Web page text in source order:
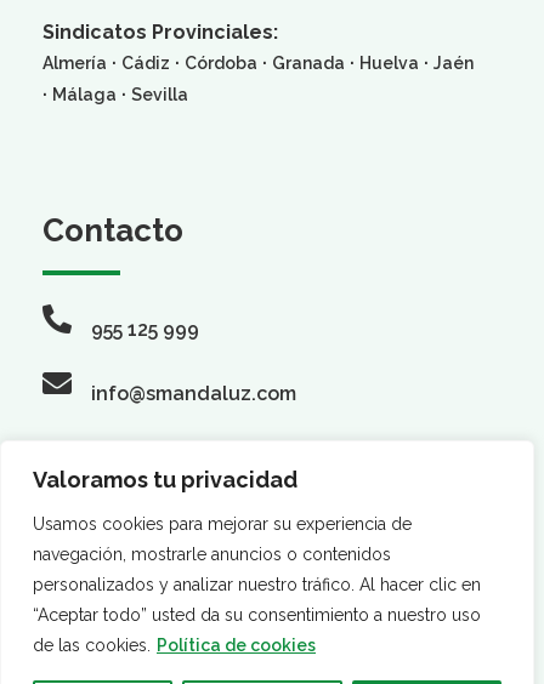
Valoramos tu privacidad
Usamos cookies para mejorar su experiencia de
navegación, mostrarle anuncios o contenidos
personalizados y analizar nuestro tráfico. Al hacer clic en
“Aceptar todo” usted da su consentimiento a nuestro uso
de las cookies.
Política de cookies
Sindicatos Provinciales:
Almería · Cádiz · Córdoba · Granada · Huelva · Jaén
· Málaga · Sevilla
Contacto
955 125 999
info@smandaluz.com
Síguenos